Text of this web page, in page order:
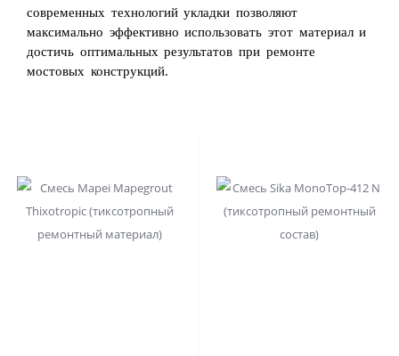
современных технологий укладки позволяют
максимально эффективно использовать этот материал и
достичь оптимальных результатов при ремонте
мостовых конструкций.